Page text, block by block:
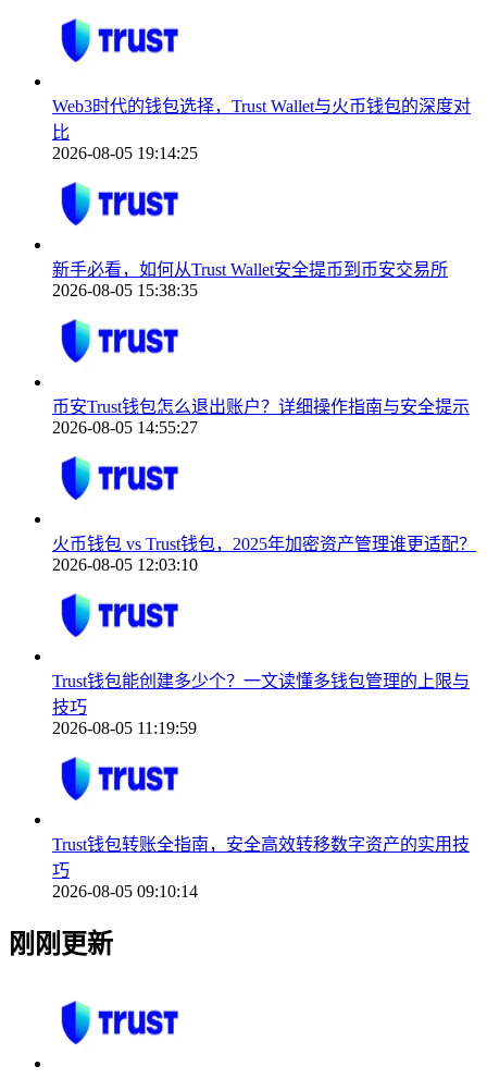
Web3时代的钱包选择，Trust Wallet与火币钱包的深度对
比
2026-08-05 19:14:25
新手必看，如何从Trust Wallet安全提币到币安交易所
2026-08-05 15:38:35
币安Trust钱包怎么退出账户？详细操作指南与安全提示
2026-08-05 14:55:27
火币钱包 vs Trust钱包，2025年加密资产管理谁更适配？
2026-08-05 12:03:10
Trust钱包能创建多少个？一文读懂多钱包管理的上限与
技巧
2026-08-05 11:19:59
Trust钱包转账全指南，安全高效转移数字资产的实用技
巧
2026-08-05 09:10:14
刚刚更新